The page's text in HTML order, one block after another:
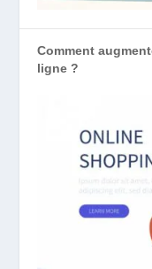
Comment
ligne ?